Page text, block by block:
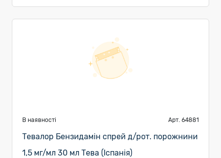
В наявності Арт. 64881
Тевалор Бензидамін спрей д/рот. порожнини
1,5 мг/мл 30 мл Тева (Іспанія)